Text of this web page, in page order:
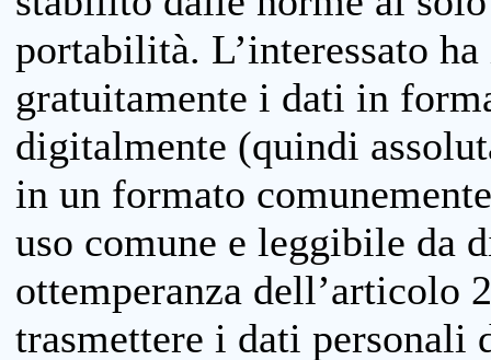
portabilità. L’interessato
gratuitamente i dati in
digitalmente (quindi
in un formato
uso comune e leggibile da
ottemperanza dell’articolo
trasmettere i dati personali